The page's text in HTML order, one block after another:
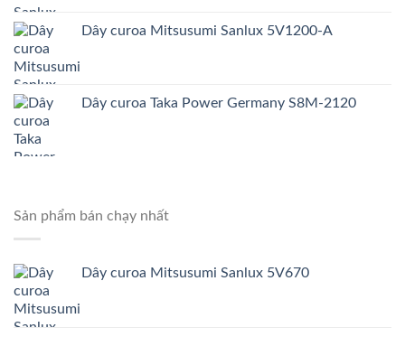
Dây curoa Mitsusumi Sanlux 5V1200-A
Dây curoa Taka Power Germany S8M-2120
Sản phẩm bán chạy nhất
Dây curoa Mitsusumi Sanlux 5V670